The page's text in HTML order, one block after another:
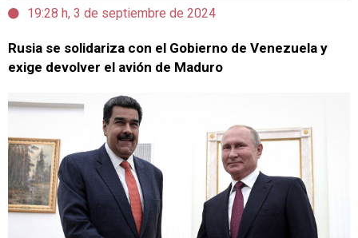
19:28 h, 3 de septiembre de 2024
Rusia se solidariza con el Gobierno de Venezuela y
exige devolver el avión de Maduro